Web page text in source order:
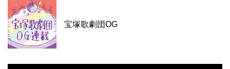
宝塚歌劇団OG